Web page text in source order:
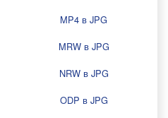
MP4 в JPG
MRW в JPG
NRW в JPG
ODP в JPG